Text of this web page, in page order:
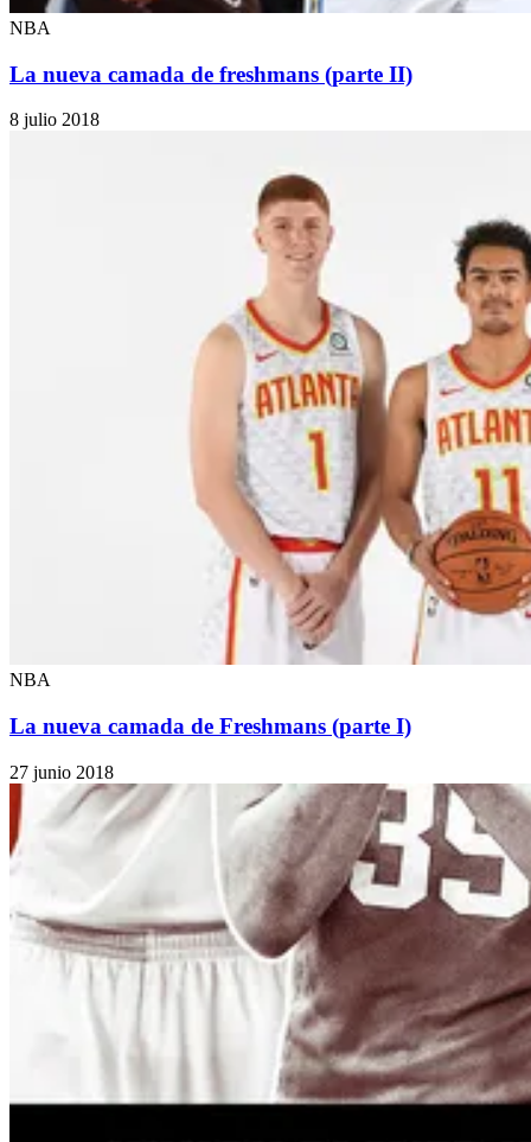
NBA
La nueva camada de freshmans (parte II)
8 julio 2018
NBA
La nueva camada de Freshmans (parte I)
27 junio 2018